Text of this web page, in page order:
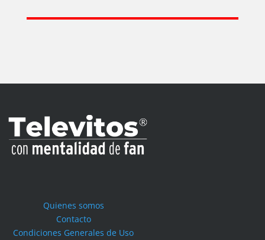
Quienes somos
Contacto
Condiciones Generales de Uso